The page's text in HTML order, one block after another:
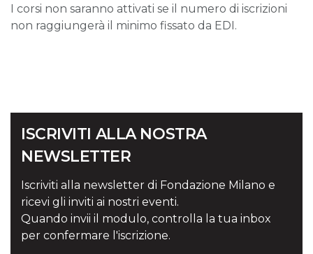
I corsi non saranno attivati se il numero di iscrizioni
non raggiungerà il minimo fissato da EDI.
ISCRIVITI ALLA NOSTRA
NEWSLETTER
Iscriviti alla newsletter di Fondazione Milano e
ricevi gli inviti ai nostri eventi.
Quando invii il modulo, controlla la tua inbox
per confermare l'iscrizione.